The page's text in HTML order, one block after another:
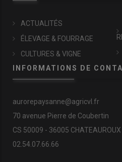
ACTUALITÉS
ÉLEVAGE & FOURRAGE
CULTURES & VIGNE
INFORMATIONS DE
aurorepaysanne@agricvl.fr
70 avenue Pierre de Coubertin
CS 50009 - 36005 CHATEAUROUX
02.54.07.66.66